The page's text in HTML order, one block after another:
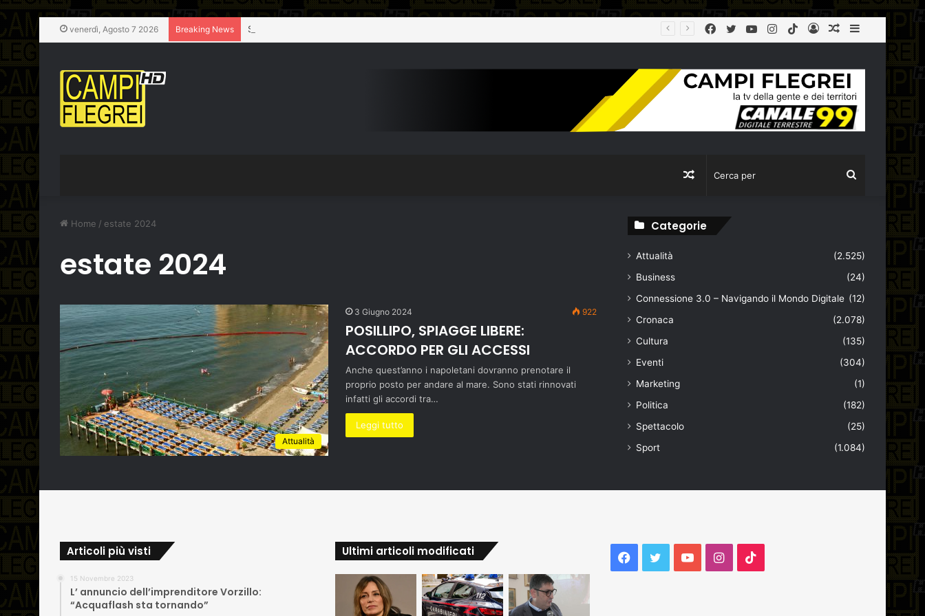
venerdì, Agosto 7 2026 Breaking News Sidebar
Articolo
Log
TikTok
Instagram
YouTube
Twitter
Facebook
Cerca
Articolo
casuale
Home / estate 2024
estate 2024
Attualità
3 Giugno 2024 922
POSILLIPO, SPIAGGE LIBERE:
ACCORDO PER GLI ACCESSI
Anche quest’anno i napoletani dovranno prenotare il
proprio posto per andare al mare. Sono stati rinnovati
infatti gli accordi tra…
Leggi tutto
Categorie
Attualità
(2.525)
Business
(24)
Connessione 3.0 – Navigando il Mondo Digitale (12)
Cronaca
(2.078)
Cultura
(135)
Eventi
(304)
Marketing
(1)
Politica
(182)
Spettacolo
(25)
Sport
(1.084)
Articoli più visti
15 Novembre 2023
L’ annuncio dell’imprenditore Vorzillo:
“Acquaflash sta tornando”
Ultimi articoli modificati Facebook
TwitterYouTubeInstagram
TikTok